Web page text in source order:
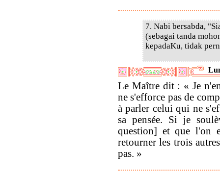
7. Nabi bersabda,
(sebagai tanda
kepadaKu, tidak
Le Maître dit : « Je
ne s'efforce pas de
à parler celui qui ne
sa pensée. Si je
question] et que l'on
retourner les trois
pas. »